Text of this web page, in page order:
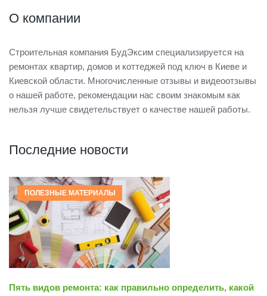
О компании
Строительная компания БудЭксим специализируется на
ремонтах квартир, домов и коттеджей под ключ в Киеве и
Киевской области. Многочисленные отзывы и видеоотзывы
о нашей работе, рекомендации нас своим знакомым как
нельзя лучше свидетельствует о качестве нашей работы.
Последние новости
ПОЛЕЗНЫЕ МАТЕРИАЛЫ
Пять видов ремонта: как правильно определить, какой